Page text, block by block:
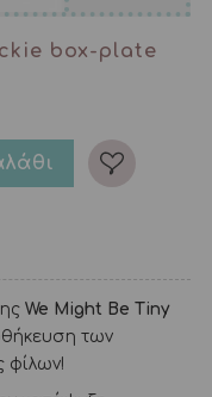
box-plate
We Might Be Tiny
των
φίλων!